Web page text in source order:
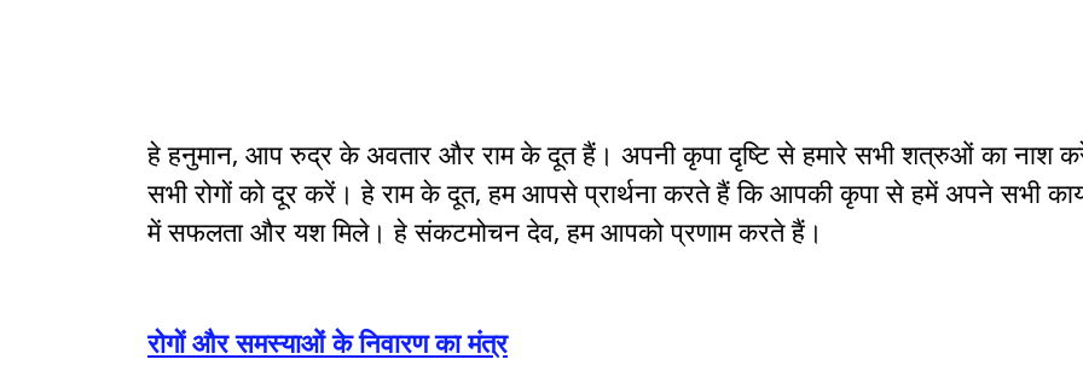
हे हनुमान, आप रुद्र के अवतार और राम के दूत हैं। अपनी कृपा दृष्टि से हमारे सभी शत्रुओं का नाश
सभी रोगों को दूर करें। हे राम के दूत, हम आपसे प्रार्थना करते हैं कि आपकी कृपा से हमें अपने सभी
में सफलता और यश मिले। हे संकटमोचन देव, हम आपको प्रणाम करते हैं।
रोगों और समस्याओं के निवारण का मंत्र